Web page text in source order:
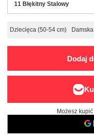
11 Błękitny Stalowy
Dziecięca (50-54 cm)
Dodaj
Możesz